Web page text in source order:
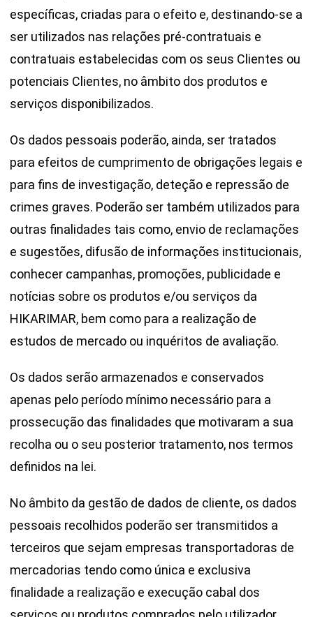
específicas, criadas para o efeito e, destinando-se a
ser utilizados nas relações pré-contratuais e
contratuais estabelecidas com os seus Clientes ou
potenciais Clientes, no âmbito dos produtos e
serviços disponibilizados.
Os dados pessoais poderão, ainda, ser tratados
para efeitos de cumprimento de obrigações legais e
para fins de investigação, deteção e repressão de
crimes graves. Poderão ser também utilizados para
outras finalidades tais como, envio de reclamações
e sugestões, difusão de informações institucionais,
conhecer campanhas, promoções, publicidade e
notícias sobre os produtos e/ou serviços da
HIKARIMAR, bem como para a realização de
estudos de mercado ou inquéritos de avaliação.
Os dados serão armazenados e conservados
apenas pelo período mínimo necessário para a
prossecução das finalidades que motivaram a sua
recolha ou o seu posterior tratamento, nos termos
definidos na lei.
No âmbito da gestão de dados de cliente, os dados
pessoais recolhidos poderão ser transmitidos a
terceiros que sejam empresas transportadoras de
mercadorias tendo como única e exclusiva
finalidade a realização e execução cabal dos